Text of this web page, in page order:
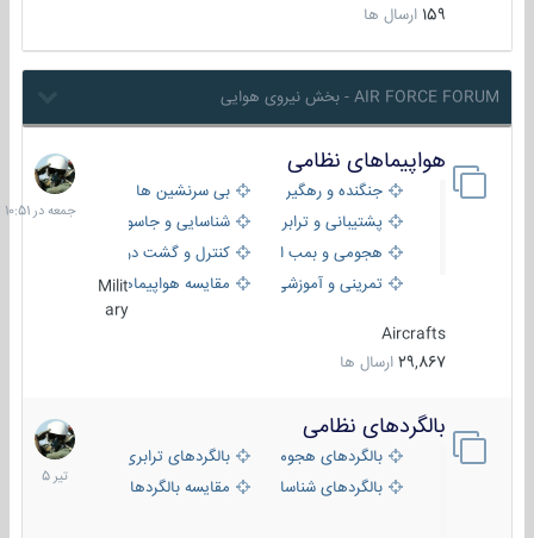
159 ارسال ها
AIR FORCE FORUM - بخش نیروی هوایی
هواپیماهای نظامی
جنگنده و رهگیر
بی سرنشین ها
پشتیبانی و ترابری
شناسایی و جاسوسی
هجومی و بمب افکن
کنترل و گشت دریایی
تمرینی و آموزشی
مقایسه هواپیماهاMilit
ary
Aircrafts
29,867 ارسال ها
جمعه
در
10:51
بالگردهای نظامی
بالگردهای هجومی
بالگردهای ترابری
بالگردهای شناسایی
مقایسه بالگردها
22
تیر
1405